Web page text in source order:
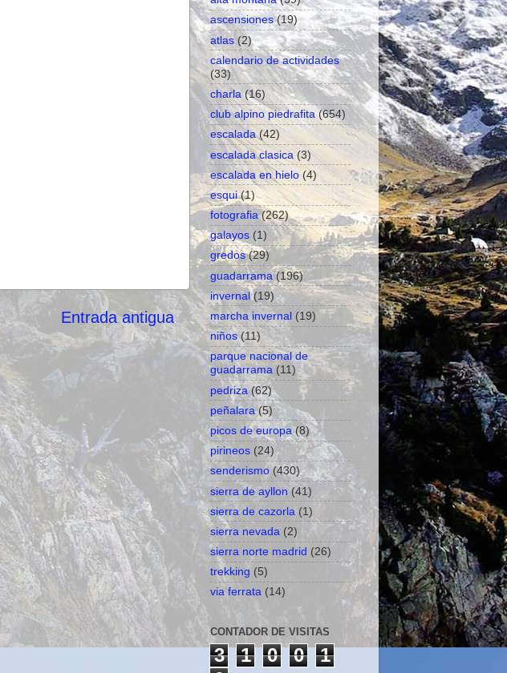
Entrada antigua
ascensiones (19)
atlas (2)
calendario de actividades
(33)
charla (16)
club alpino piedrafita (654)
escalada (42)
escalada clasica (3)
escalada en hielo (4)
esqui (1)
fotografia (262)
galayos (1)
gredos (29)
guadarrama (196)
invernal (19)
marcha invernal (19)
niños (11)
parque nacional de
guadarrama (11)
pedriza (62)
peñalara (5)
picos de europa (8)
pirineos (24)
senderismo (430)
sierra de ayllon (41)
sierra de cazorla (1)
sierra nevada (2)
sierra norte madrid (26)
trekking (5)
via ferrata (14)
CONTADOR DE VISITAS
3 1 0 0
1